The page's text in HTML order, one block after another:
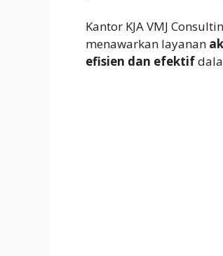
Kantor KJA VMJ
menawarkan layanan
efisien dan efektif